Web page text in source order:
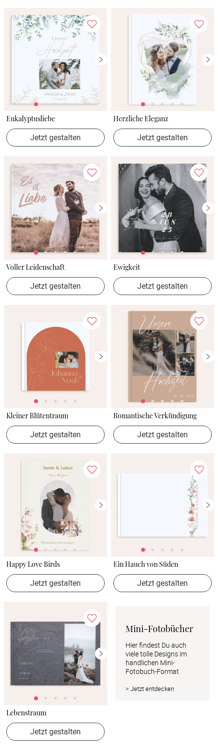
Eukalyptusliebe
Jetzt gestalten
Herzliche Eleganz
Jetzt gestalten
Voller Leidenschaft
Jetzt gestalten
Ewigkeit
Jetzt gestalten
Kleiner Blütentraum
Jetzt gestalten
Romantische Verkündigung
Jetzt gestalten
Happy Love Birds
Jetzt gestalten
Ein Hauch von Süden
Jetzt gestalten
Lebenstraum
Jetzt gestalten
Mini-Fotobücher
Hier findest Du auch
viele tolle Designs im
handlichen Mini-
Fotobuch-Format
> Jetzt entdecken